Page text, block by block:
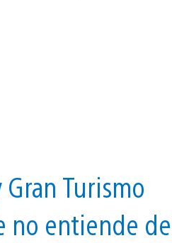
Turismo
no entiende de